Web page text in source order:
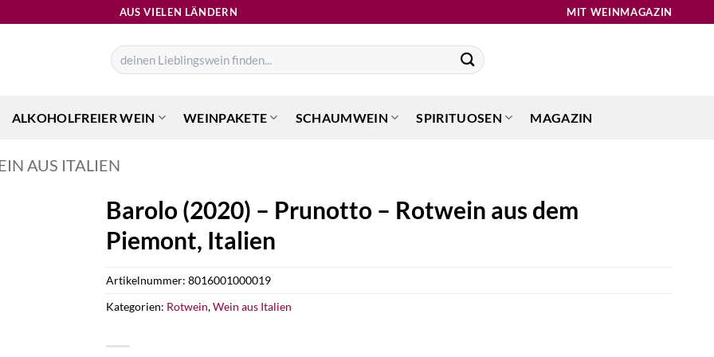
AUS VIELEN LÄNDERN MIT WEINMAGAZIN
Suchen
nach:
ALKOHOLFREIER WEIN WEINPAKETE SCHAUMWEIN SPIRITUOSEN MAGAZIN
AUS ITALIEN
Barolo (2020) – Prunotto – Rotwein aus dem
Piemont, Italien
Artikelnummer:8016001000019
Kategorien: Rotwein,Wein aus Italien